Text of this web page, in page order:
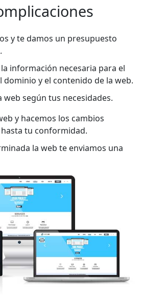
y te damos un presupuesto
información necesaria para el
dominio y el contenido de la web.
web según tus necesidades.
y hacemos los cambios
tu conformidad.
la web te enviamos una